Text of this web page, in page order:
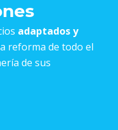
adaptados y
reforma de todo el
de sus